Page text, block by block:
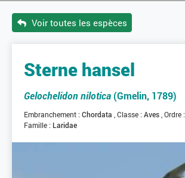
Voir toutes les espèces
Sterne hansel
Gelochelidon nilotica (Gmelin, 1789)
Embranchement : Chordata Classe : Aves Ordre :
Famille : Laridae